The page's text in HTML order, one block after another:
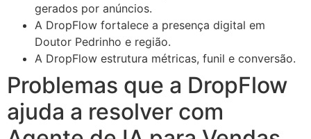
gerados por anúncios.
A DropFlow fortalece a presença digital em
Doutor Pedrinho e região.
A DropFlow estrutura métricas, funil e conversão.
Problemas que a DropFlow
ajuda a resolver com